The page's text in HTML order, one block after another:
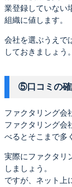
業登録していない
組織に値します。
会社を選ぶうえで
しておきましょう。
⑤口コミの
ファクタリング会
ファクタリング会
べるとそこまで多
実際にファクタリ
しましょう。
ですが、ネット上